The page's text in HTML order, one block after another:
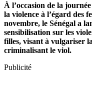
À l’occasion de la
la violence à l’égard des
novembre, le Sénégal a
sensibilisation sur les
filles, visant à vulgariser
criminalisant le viol.
Publicité